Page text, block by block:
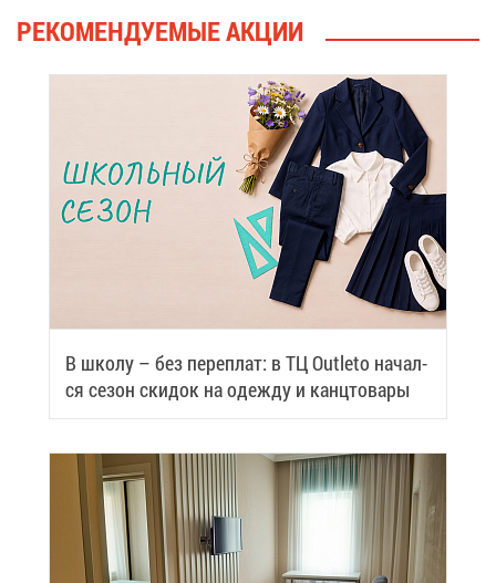
РЕ­КО­МЕН­ДУ­Е­МЫЕ АК­ЦИИ
В шко­лу – без пе­ре­плат: в ТЦ Outleto на­чал­
ся се­зон ски­док на одеж­ду и канц­то­ва­ры